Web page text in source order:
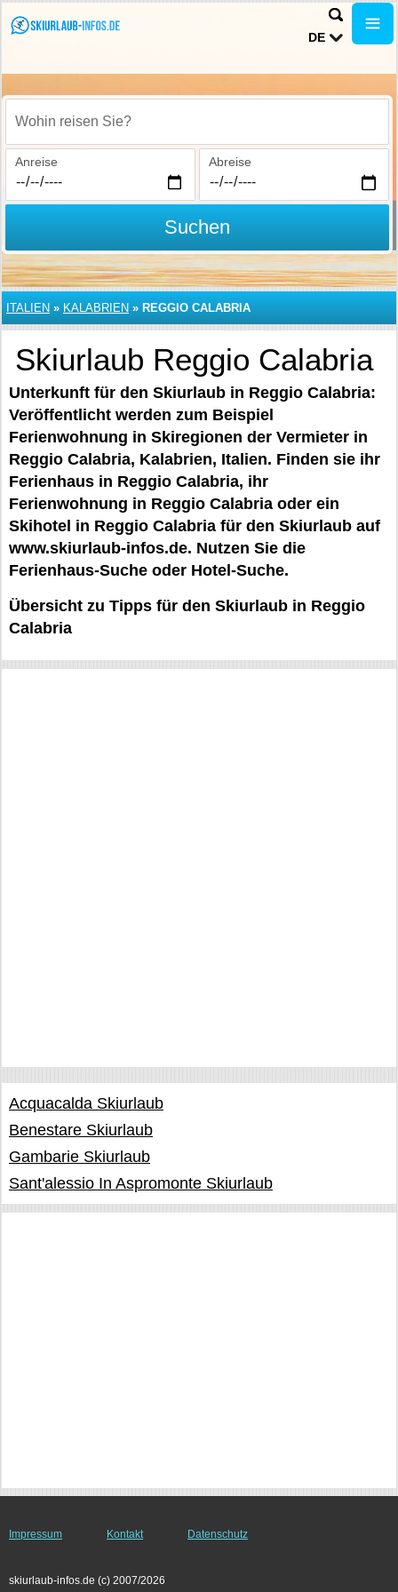
DE
Wohin reisen Sie?
Anreise Abreise
Suchen
ITALIEN » KALABRIEN » REGGIO CALABRIA
Skiurlaub Reggio Calabria
Unterkunft für den Skiurlaub in Reggio Calabria:
Veröffentlicht werden zum Beispiel
Ferienwohnung in Skiregionen der Vermieter in
Reggio Calabria, Kalabrien, Italien. Finden sie ihr
Ferienhaus in Reggio Calabria, ihr
Ferienwohnung in Reggio Calabria oder ein
Skihotel in Reggio Calabria für den Skiurlaub auf
www.skiurlaub-infos.de. Nutzen Sie die
Ferienhaus-Suche oder Hotel-Suche.
Übersicht zu Tipps für den Skiurlaub in Reggio
Calabria
Acquacalda Skiurlaub
Benestare Skiurlaub
Gambarie Skiurlaub
Sant'alessio In Aspromonte Skiurlaub
Impressum Kontakt Datenschutz
skiurlaub-infos.de (c) 2007/2026